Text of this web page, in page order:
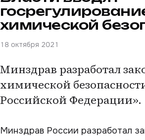
химической
18 октября 2021
Минздрав разработал
химической
Российской Федерации».
Минздрав России разработал